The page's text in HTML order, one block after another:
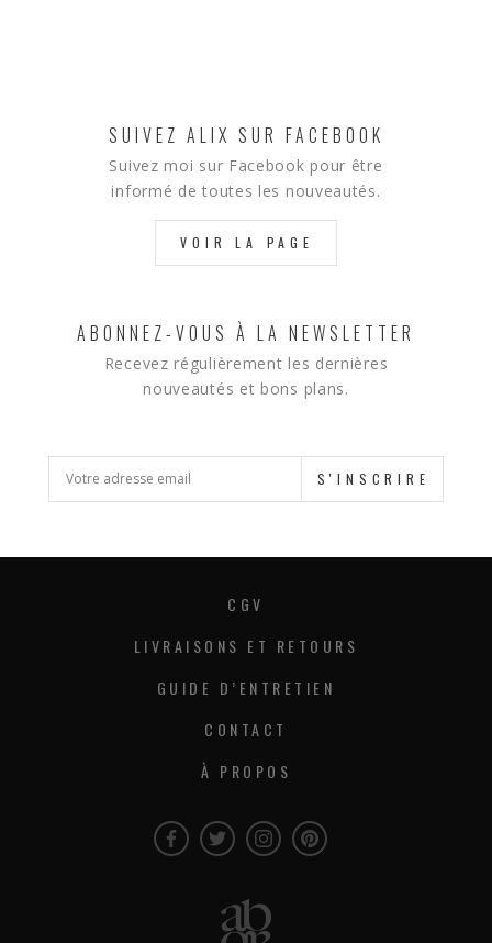
SUIVEZ ALIX SUR FACEBOOK
Suivez moi sur Facebook pour être
informé de toutes les nouveautés.
VOIR LA PAGE
ABONNEZ-VOUS À LA NEWSLETTER
Recevez régulièrement les dernières
nouveautés et bons plans.
S'INSCRIRE
CGV
LIVRAISONS ET RETOURS
GUIDE D’ENTRETIEN
CONTACT
À PROPOS
FacebookTwitterInstagramInstagram